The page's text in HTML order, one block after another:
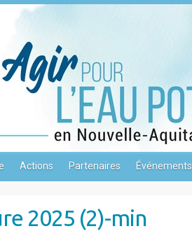
Actions Partenaires Événements
2025 (2)-min